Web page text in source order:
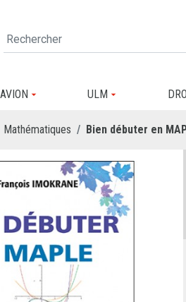
AVION ULM
Mathématiques Bien débuter en